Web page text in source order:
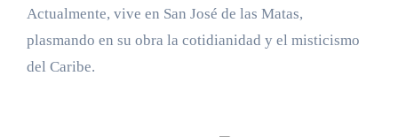
Actualmente, vive en San José de las Matas,
plasmando en su obra la cotidianidad y el misticismo
del Caribe.